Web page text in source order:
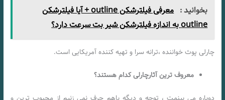
بخوانید :
معرفی فیلترشکن outline + آیا فیلترشکن
outline به اندازه فیلترشکن شیر بت سرعت دارد؟
چارلی پوث خواننده ،ترانه سرا و تهیه کننده آمریکایی است.
معروف ترین آثارچارلی کدام هستند؟